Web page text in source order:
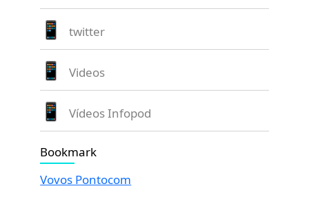
twitter
Videos
Vídeos Infopod
Bookmark
Vovos Pontocom